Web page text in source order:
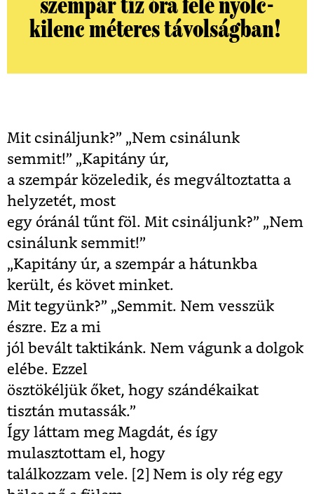
szempár tíz óra felé nyolc-
kilenc méteres távolságban!
Mit csináljunk?” „Nem csinálunk
semmit!” „Kapitány úr,
a szempár közeledik, és megváltoztatta a
helyzetét, most
egy óránál tűnt föl. Mit csináljunk?” „Nem
csinálunk semmit!”
„Kapitány úr, a szempár a hátunkba
került, és követ minket.
Mit tegyünk?” „Semmit. Nem vesszük
észre. Ez a mi
jól bevált taktikánk. Nem vágunk a dolgok
elébe. Ezzel
ösztökéljük őket, hogy szándékaikat
tisztán mutassák.”
Így láttam meg Magdát, és így
mulasztottam el, hogy
találkozzam vele. [2]
Nem is oly rég egy